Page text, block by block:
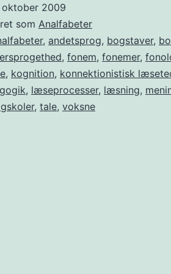
oktober 2009
som Analfabeter
, andetsprog, bogstaver,
, fonem, fonemer,
, kognition, konnektionistisk
, læseprocesser, læsning,
, tale, voksne